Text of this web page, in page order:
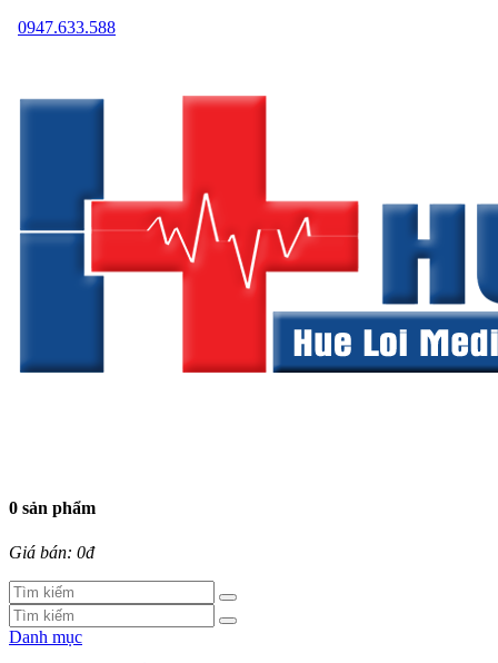
0947.633.588
0 sản phẩm
Giá bán: 0đ
Danh mục